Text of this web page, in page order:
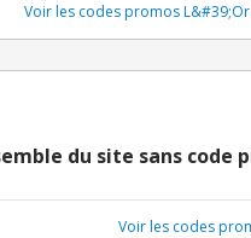
Voir les codes promos
du site sans code
Voir les codes